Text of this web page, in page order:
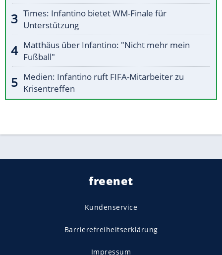
Times: Infantino bietet WM-Finale für
Unterstützung
Matthäus über Infantino: "Nicht mehr mein
Fußball"
Medien: Infantino ruft FIFA-Mitarbeiter zu
Krisentreffen
freenet
Kundenservice
Barrierefreiheitserklärung
Impressum